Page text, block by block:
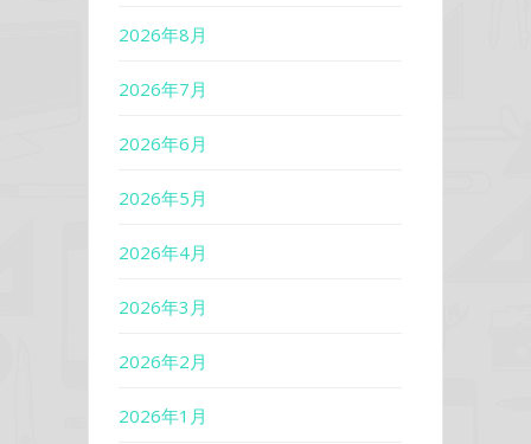
2026年8月
2026年7月
2026年6月
2026年5月
2026年4月
2026年3月
2026年2月
2026年1月